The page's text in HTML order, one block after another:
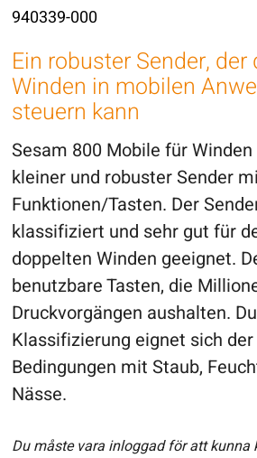
940339-000
Ein robuster Sender,
Winden in mobilen
steuern kann
Sesam 800 Mobile für
kleiner und robuster Sender
Funktionen/Tasten. Der
klassifiziert und sehr gut für
doppelten Winden geeignet.
benutzbare Tasten, die
Druckvorgängen aushalten.
Klassifizierung eignet sich
Bedingungen mit Staub,
Nässe.
Du måste vara inloggad för att kunna